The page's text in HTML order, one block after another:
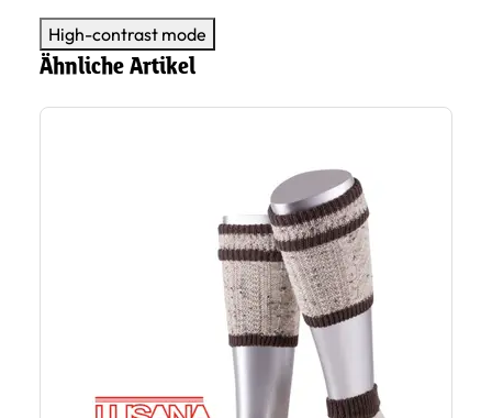
High-contrast mode
Ähnliche Artikel